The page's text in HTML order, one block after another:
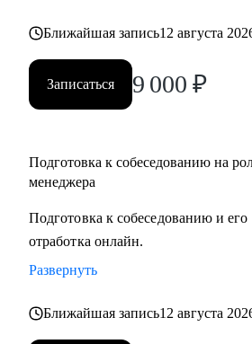
• Для уже опытных специалистов в
Bizdev-менеджеров, которые хотят
Ближайшая запись12 августа
Записаться 9 000 ₽
Подготовка к собеседованию на
менеджера
Подготовка к собеседованию и его
отработка онлайн.
Развернуть
Ближайшая запись12 августа